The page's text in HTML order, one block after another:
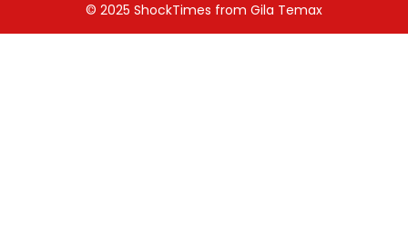
© 2025 ShockTimes from Gila Temax